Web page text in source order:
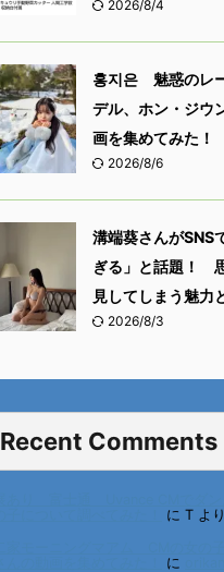
2026/8/4
홍지은 魅惑のレ
デル、ホン・ジウ
画を集めてみた！
2026/8/6
溝端葵さんがSNS
ぎる」と話題！
見してしまう魅力
2026/8/3
Recent Comments
に T より
に